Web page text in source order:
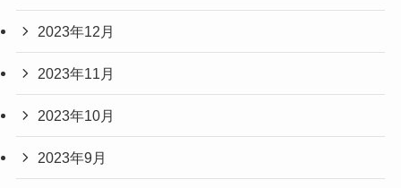
2023年12月
2023年11月
2023年10月
2023年9月